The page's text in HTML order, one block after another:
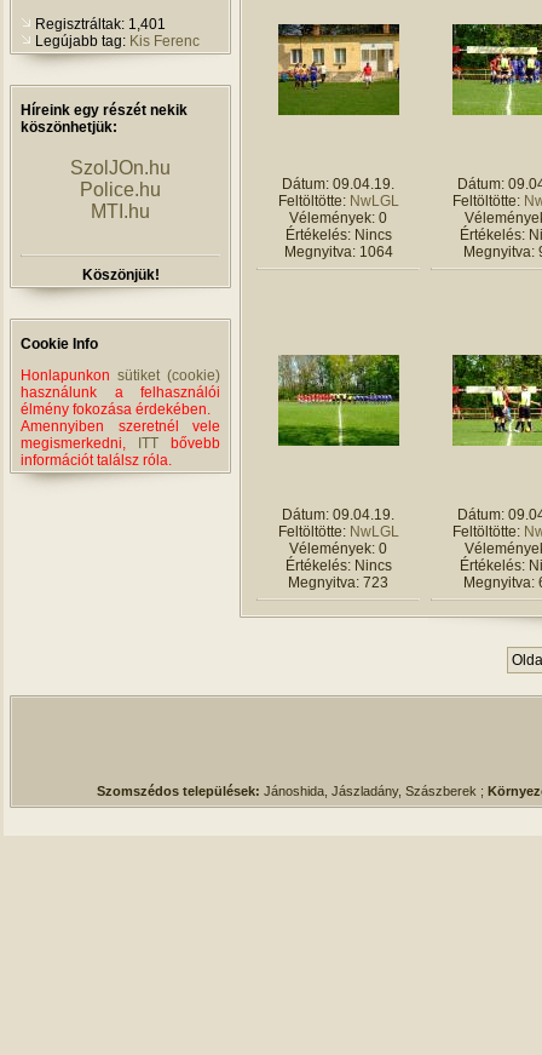
Regisztráltak: 1,401
Legújabb tag: Kis Ferenc
Híreink egy részét nekik
köszönhetjük:
SzolJOn.hu
Police.hu
MTI.hu
Köszönjük!
Cookie Info
Honlapunkon sütiket (cookie)
használunk a felhasználói
élmény fokozása érdekében.
Amennyiben szeretnél vele
megismerkedni,
ITT bővebb
információt találsz róla.
Dátum: 09.04.19.
Feltöltötte: NwLGL
Vélemények: 0
Értékelés: Nincs
Megnyitva: 1064
Dátum:
Feltöltötte:
Értékelés:
Megnyitva:
Dátum: 09.04.19.
Feltöltötte: NwLGL
Vélemények: 0
Értékelés: Nincs
Megnyitva: 723
Dátum:
Feltöltötte:
Értékelés:
Megnyitva:
Szomszédos települések: Jánoshida, Jászladány, Szászberek ;